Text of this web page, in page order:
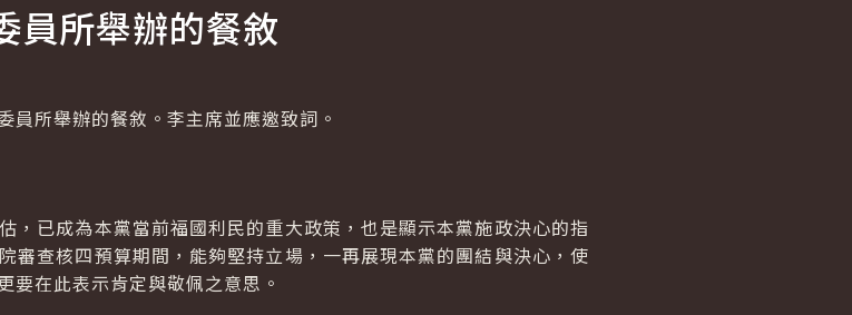
員所舉辦的餐敘
員所舉辦的餐敘。李主席並應邀致詞。
，已成為本黨當前福國利民的重大政策，也是顯示本黨施政決心的指
審查核四預算期間，能夠堅持立場，一再展現本黨的團結與決心，使
要在此表示肯定與敬佩之意思。